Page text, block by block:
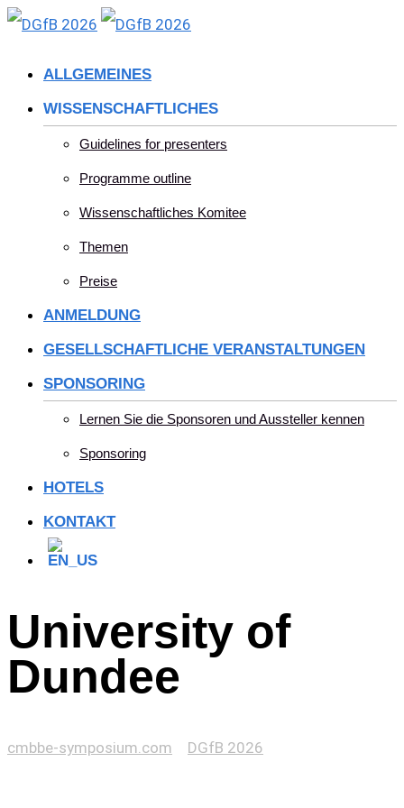
Skip
ALLGEMEINES
WISSENSCHAFTLICHES
Guidelines for presenters
Programme outline
Wissenschaftliches Komitee
Themen
Preise
ANMELDUNG
GESELLSCHAFTLICHE VERANSTALTUNGEN
SPONSORING
Lernen Sie die Sponsoren und Aussteller kennen
Sponsoring
HOTELS
KONTAKT
University of
Dundee
cmbbe-symposium.com DGfB 2026